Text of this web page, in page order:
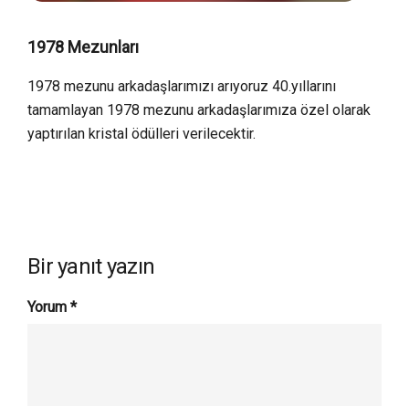
1978 Mezunları
1978 mezunu arkadaşlarımızı arıyoruz 40.yıllarını
tamamlayan 1978 mezunu arkadaşlarımıza özel olarak
yaptırılan kristal ödülleri verilecektir.
Bir yanıt yazın
Yorum *